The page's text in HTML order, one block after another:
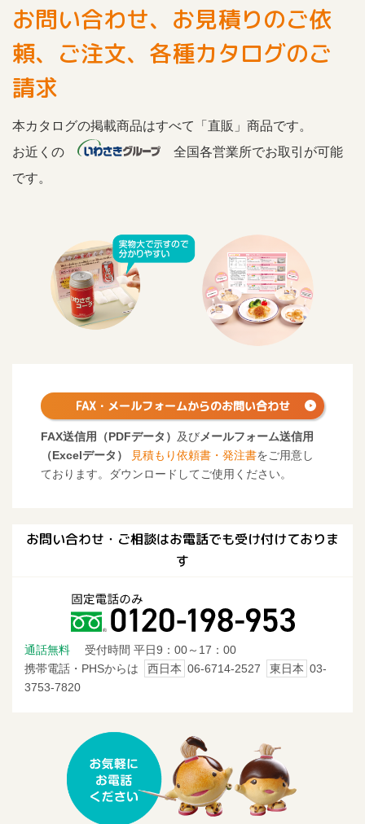
お問い合わせ、お見積りのご依
頼、ご注文、各種カタログのご
請求
本カタログの掲載商品はすべて「直販」商品です。
お近くの
全国各営業所でお取引が可能
です。
FAX・メールフォームからのお問い合わせ
FAX送信用（PDFデータ） 及びメールフォーム送信用
（Excelデータ）
見積もり依頼書・発注書をご用意し
ております。ダウンロードしてご使用ください。
お問い合わせ・ご相談はお電話でも受け付けておりま
す
通話無料
受付時間 平日9：00～17：00
携帯電話・PHSからは
西日本 06-6714-2527 東日本 03-
3753-7820